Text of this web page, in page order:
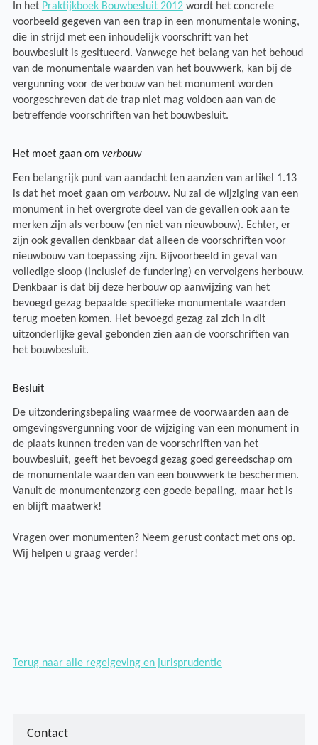
In het Praktijkboek Bouwbesluit 2012wordt het concrete
voorbeeld gegeven van een trap in een monumentale woning,
die in strijd met een inhoudelijk voorschrift van het
bouwbesluit is gesitueerd. Vanwege het belang van het behoud
van de monumentale waarden van het bouwwerk, kan bij de
vergunning voor de verbouw van het monument worden
voorgeschreven dat de trap niet mag voldoen aan van de
betreffende voorschriften van het bouwbesluit.
Het moet gaan om verbouw
Een belangrijk punt van aandacht ten aanzien van artikel 1.13
is dat het moet gaan om verbouw. Nu zal de wijziging van een
monument in het overgrote deel van de gevallen ook aan te
merken zijn als verbouw (en niet van nieuwbouw). Echter, er
zijn ook gevallen denkbaar dat alleen de voorschriften voor
nieuwbouw van toepassing zijn. Bijvoorbeeld in geval van
volledige sloop (inclusief de fundering) en vervolgens herbouw.
Denkbaar is dat bij deze herbouw op aanwijzing van het
bevoegd gezag bepaalde specifieke monumentale waarden
terug moeten komen. Het bevoegd gezag zal zich in dit
uitzonderlijke geval gebonden zien aan de voorschriften van
het bouwbesluit.
Besluit
De uitzonderingsbepaling waarmee de voorwaarden aan de
omgevingsvergunning voor de wijziging van een monument in
de plaats kunnen treden van de voorschriften van het
bouwbesluit, geeft het bevoegd gezag goed gereedschap om
de monumentale waarden van een bouwwerk te beschermen.
Vanuit de monumentenzorg een goede bepaling, maar het is
en blijft maatwerk!
Vragen over monumenten? Neem gerust contact met ons op.
Wij helpen u graag verder!
Terug naar alle regelgeving en jurisprudentie
Contact